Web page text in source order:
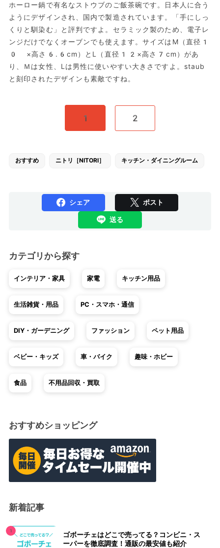
ホーロー鍋で有名なストウブのご飯茶碗です。日本人に合う
ようにデザインされ、国内で製造されています。「手にしっ
くりと馴染む」と評判ですよ。セラミック製のため、電子レ
ンジだけでなくオーブンでも使えます。サイズはM（直径1
0 ×高さ6.6cm）とL（直径12×高さ7cm）があ
り、Ｍは女性、Lは男性に使いやすい大きさですよ。staub
と刻印されたデザインも素敵ですね。
1 2
おすすめ ニトリ［NITORI］ キッチン・ダイニングルーム
シェア ポスト
送る
カテゴリから探す
インテリア・家具 家電 キッチン用品
生活雑貨・用品 PC・スマホ・通信
DIY・ガーデニング ファッション ペット用品
ベビー・キッズ 車・バイク 趣味・ホビー
食品 不用品回収・買取
おすすめショッピング
新着記事
ゴボーチェはどこで売ってる？コンビニ・ス
ーパーを徹底調査！通販の最安値も紹介